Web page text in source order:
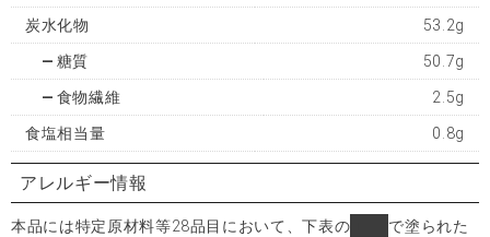
炭水化物 53.2g
糖質 50.7g
食物繊維 2.5g
食塩相当量 0.8g
アレルギー情報
本品には特定原材料等28品目において、下表の
で塗られた